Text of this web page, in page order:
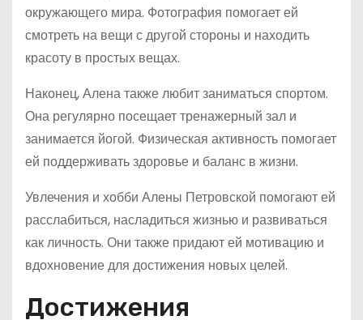
окружающего мира. Фотография помогает ей
смотреть на вещи с другой стороны и находить
красоту в простых вещах.
Наконец, Алена также любит заниматься спортом.
Она регулярно посещает тренажерный зал и
занимается йогой. Физическая активность помогает
ей поддерживать здоровье и баланс в жизни.
Увлечения и хобби Алены Петровской помогают ей
расслабиться, насладиться жизнью и развиваться
как личность. Они также придают ей мотивацию и
вдохновение для достижения новых целей.
Достижения